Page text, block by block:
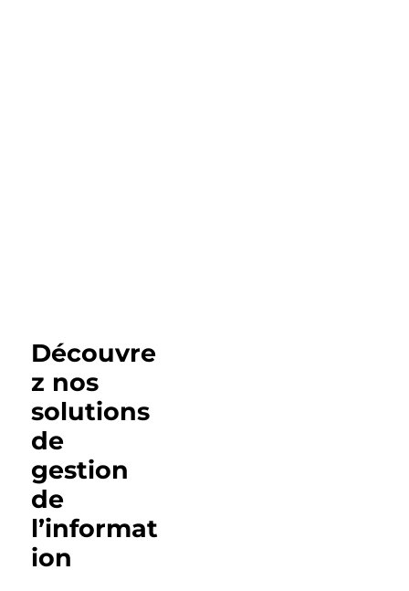
Découvre
z nos
solutions
de
gestion
de
l’informat
ion